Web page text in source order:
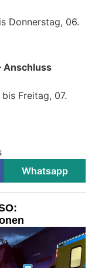
Donnerstag, 06.
Anschluss
Freitag, 07.
Whatsapp